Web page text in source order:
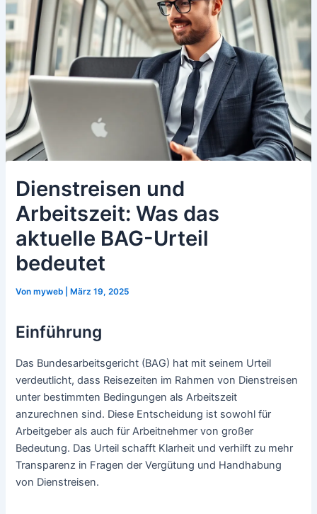
Dienstreisen und
Arbeitszeit: Was das
aktuelle BAG-Urteil
bedeutet
Vonmyweb März 19, 2025
Einführung
Das Bundesarbeitsgericht (BAG) hat mit seinem Urteil
verdeutlicht, dass Reisezeiten im Rahmen von Dienstreisen
unter bestimmten Bedingungen als Arbeitszeit
anzurechnen sind. Diese Entscheidung ist sowohl für
Arbeitgeber als auch für Arbeitnehmer von großer
Bedeutung. Das Urteil schafft Klarheit und verhilft zu mehr
Transparenz in Fragen der Vergütung und Handhabung
von Dienstreisen.